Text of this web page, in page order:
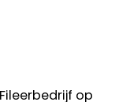
op